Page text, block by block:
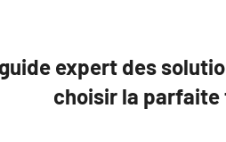
expert des
choisir la